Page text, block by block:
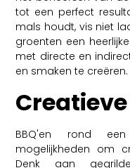
tot een perfect
mals houdt, vis niet
groenten een
met directe en
en smaken te creëren.
BBQ'en rond
mogelijkheden om
Denk aan